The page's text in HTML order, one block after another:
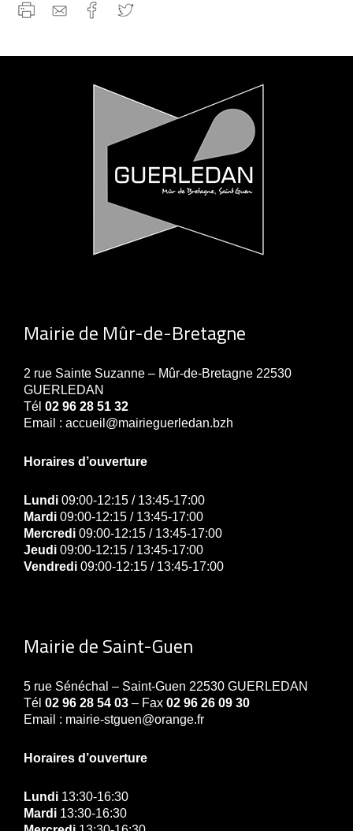
Mairie de Mûr-de-Bretagne
2 rue Sainte Suzanne – Mûr-de-Bretagne 22530
GUERLEDAN
Tél 02 96 28 51 32
Email : accueil@mairieguerledan.bzh
Horaires d’ouverture
Lundi 09:00-12:15 / 13:45-17:00
Mardi 09:00-12:15 / 13:45-17:00
Mercredi 09:00-12:15 / 13:45-17:00
Jeudi 09:00-12:15 / 13:45-17:00
Vendredi 09:00-12:15 / 13:45-17:00
Mairie de Saint-Guen
5 rue Sénéchal – Saint-Guen 22530 GUERLEDAN
Tél 02 96 28 54 03 – Fax 02 96 26 09 30
Email : mairie-stguen@orange.fr
Horaires d’ouverture
Lundi 13:30-16:30
Mardi 13:30-16:30